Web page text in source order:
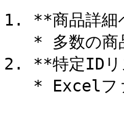
1. **商品詳細
2. **特定IDリ